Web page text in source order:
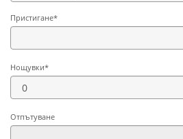
Пристигане*
Нощувки*
Отпътуване